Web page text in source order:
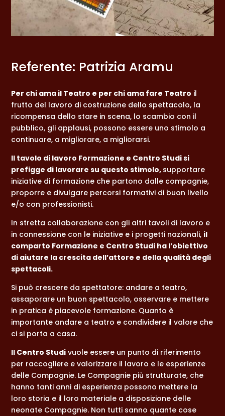
Referente: Patrizia Aramu
Per chi ama il Teatro e per chi ama fare Teatro il
frutto del lavoro di costruzione dello spettacolo, la
ricompensa dello stare in scena, lo scambio con il
pubblico, gli applausi, possono essere uno stimolo a
continuare, a migliorare, a migliorarsi.
Il tavolo di lavoro Formazione e Centro Studi si
prefigge di lavorare su questo stimolo, supportare
iniziative di formazione che partono dalle compagnie,
proporre e divulgare percorsi formativi di buon livello
e/o con professionisti.
In stretta collaborazione con gli altri tavoli di lavoro e
in connessione con le iniziative e i progetti nazionali, il
comparto Formazione e Centro Studi ha l’obiettivo
di aiutare la crescita dell’attore e della qualità degli
spettacoli.
Si può crescere da spettatore: andare a teatro,
assaporare un buon spettacolo, osservare e mettere
in pratica è piacevole formazione. Quanto è
importante andare a teatro e condividere il valore che
ci si porta a casa.
Il Centro Studi vuole essere un punto di riferimento
per raccogliere e valorizzare il lavoro e le esperienze
delle Compagnie. Le Compagnie più strutturate, che
hanno tanti anni di esperienza possono mettere la
loro storia e il loro materiale a disposizione delle
neonate Compagnie. Non tutti sanno quante cose